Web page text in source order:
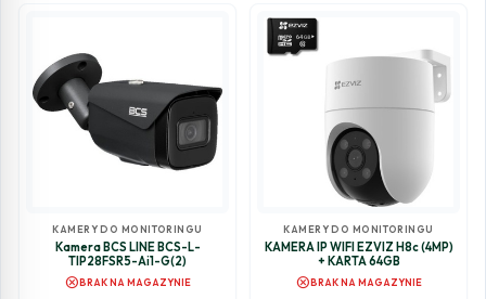
KAMERY DO MONITORINGU
Kamera BCS LINE BCS-L-
TIP28FSR5-Ai1-G(2)
cancelBRAK NA MAGAZYNIE
KAMERY DO MONITORINGU
KAMERA IP WIFI EZVIZ H8c (4MP)
+ KARTA 64GB
cancelBRAK NA MAGAZYNIE